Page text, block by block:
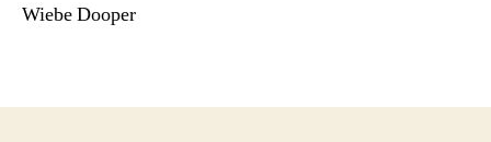
Wiebe Dooper